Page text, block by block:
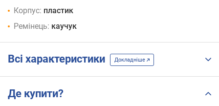
Корпус: пластик
Ремінець: каучук
Всі характеристики Докладніше
Де купити?